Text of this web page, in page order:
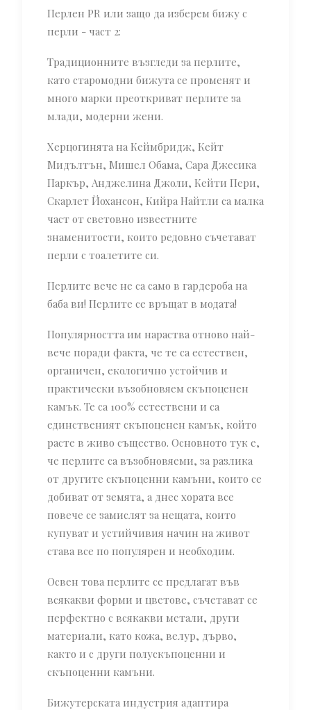
Перлен PR или защо да изберем бижу с
перли - част 2:
Традиционните възгледи за перлите,
като старомодни бижута се променят и
много марки преоткриват перлите за
млади, модерни жени.
Херцогинята на Кеймбридж, Кейт
Мидълтън, Мишел Обама, Сара Джесика
Паркър, Анджелина Джоли, Кейти Пери,
Скарлет Йохансон, Кийра Найтли са малка
част от световно известните
знаменитости, които редовно съчетават
перли с тоалетите си.
Перлите вече не са само в гардероба на
баба ви! Перлите се връщат в модата!
Популярността им нараства отново най-
вече поради факта, че те са естествен,
органичен, екологично устойчив и
практически възобновяем скъпоценен
камък. Те са 100% естествени и са
единственият скъпоценен камък, който
расте в живо същество. Основното тук е,
че перлите са възобновяеми, за разлика
от другите скъпоценни камъни, които се
добиват от земята, а днес хората все
повече се замислят за нещата, които
купуват и устийчивия начин на живот
става все по популярен и необходим.
Освен това перлите се предлагат във
всякакви форми и цветове, съчетават се
перфектно с всякакви метали, други
материали, като кожа, велур, дърво,
както и с други полускъпоценни и
скъпоценни камъни.
Бижутерската индустрия адаптира